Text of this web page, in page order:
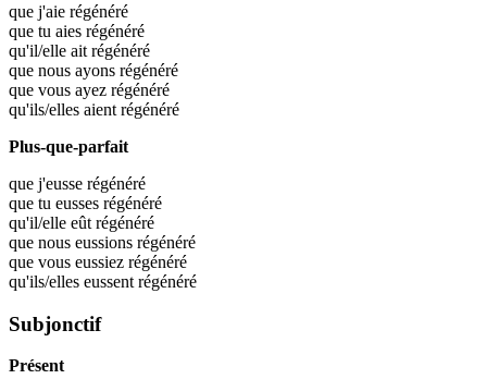
que j'aie régénéré
que tu aies régénéré
qu'il/elle ait régénéré
que nous ayons régénéré
que vous ayez régénéré
qu'ils/elles aient régénéré
Plus-que-parfait
que j'eusse régénéré
que tu eusses régénéré
qu'il/elle eût régénéré
que nous eussions régénéré
que vous eussiez régénéré
qu'ils/elles eussent régénéré
Subjonctif
Présent